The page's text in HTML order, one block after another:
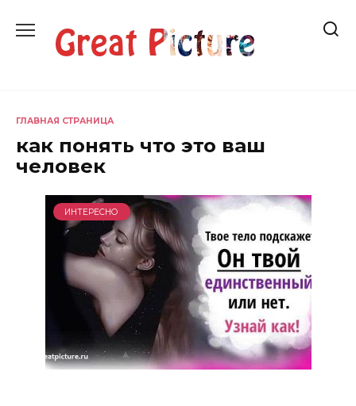
содержанию
ГЛАВНАЯ СТРАНИЦА
как понять что это ваш
человек
ИНТЕРЕСНО